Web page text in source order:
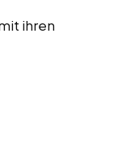
ihren